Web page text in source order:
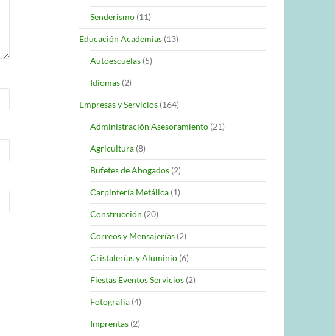
Senderismo (11)
Educación Academias (13)
Autoescuelas (5)
Idiomas (2)
Empresas y Servicios (164)
Administración Asesoramiento (21)
Agricultura (8)
Bufetes de Abogados (2)
Carpintería Metálica (1)
Construcción (20)
Correos y Mensajerías (2)
Cristalerías y Aluminio (6)
Fiestas Eventos Servicios (2)
Fotografía (4)
Imprentas (2)